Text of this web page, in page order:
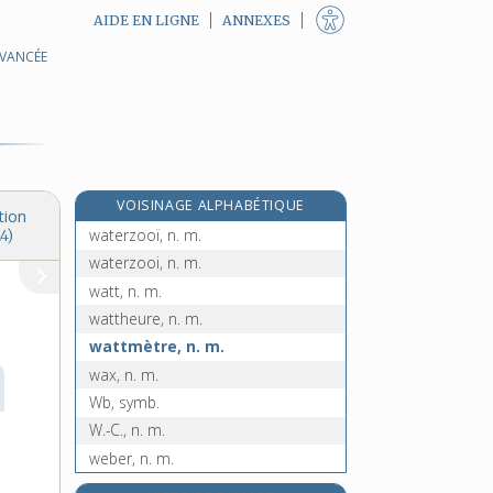
AIDE EN LIGNE ANNEXES
VOISINAGE ALPHABÉTIQUE
waterzoï, n. m.
waterzooï, n. m.
waterzooi, n. m.
watt, n. m.
wattheure, n. m.
wattmètre, n. m.
wax, n. m.
Wb, symb.
W.-C., n. m.
weber, n. m.
week-end, n. m.